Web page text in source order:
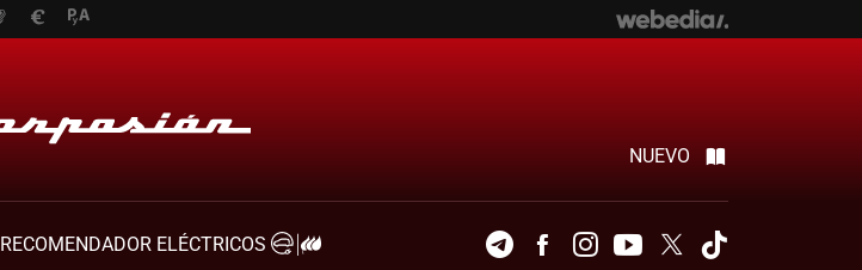
NUEVO
RECOMENDADOR ELÉCTRICOS
TelegramFacebookInstagramYoutubeTwitter